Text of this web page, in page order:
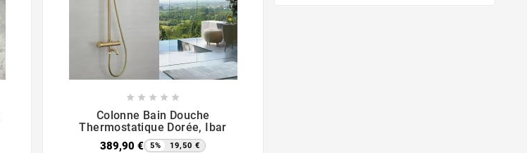
    
Colonne Bain Douche
Thermostatique Dorée, Ibar
389,90 € 5% 19,50 €